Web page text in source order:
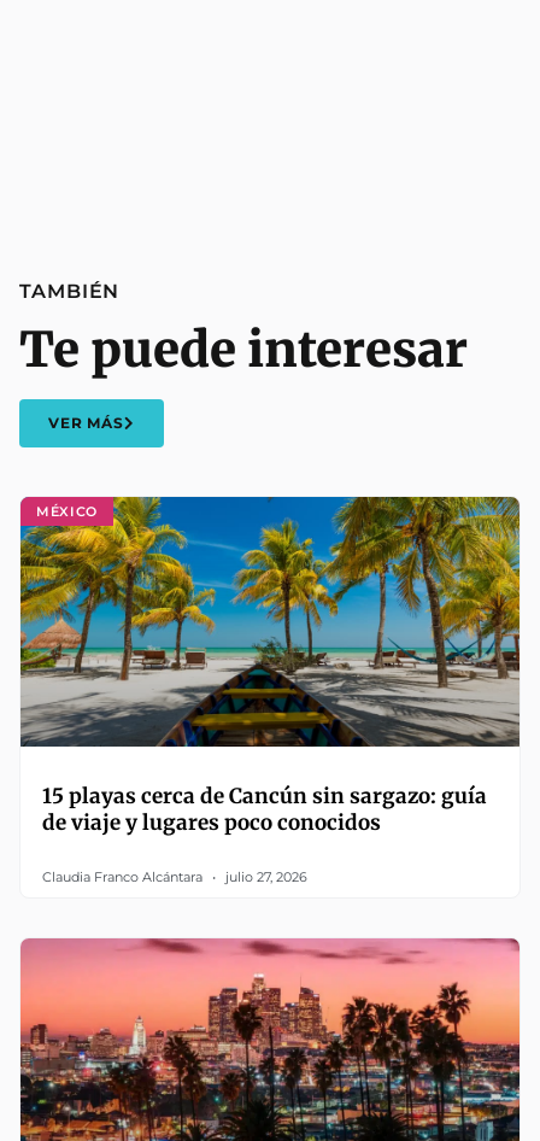
MÉXICO
15 playas cerca de Cancún sin sargazo: guía
de viaje y lugares poco conocidos
Claudia Franco Alcántara julio 27, 2026
TAMBIÉN
Te puede interesar
VER MÁS